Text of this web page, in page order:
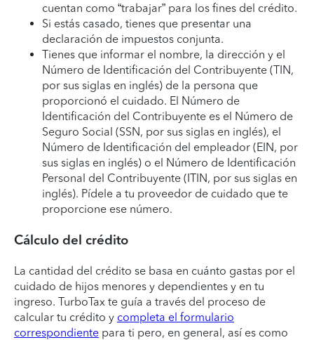
cuentan como “trabajar” para los fines del crédito.
Si estás casado, tienes que presentar una
declaración de impuestos conjunta.
Tienes que informar el nombre, la dirección y el
Número de Identificación del Contribuyente (TIN,
por sus siglas en inglés) de la persona que
proporcionó el cuidado. El Número de
Identificación del Contribuyente es el Número de
Seguro Social (SSN, por sus siglas en inglés), el
Número de Identificación del empleador (EIN, por
sus siglas en inglés) o el Número de Identificación
Personal del Contribuyente (ITIN, por sus siglas en
inglés). Pídele a tu proveedor de cuidado que te
proporcione ese número.
Cálculo del crédito
La cantidad del crédito se basa en cuánto gastas por el
cuidado de hijos menores y dependientes y en tu
ingreso. TurboTax te guía a través del proceso de
calcular tu crédito y completa el formulario
correspondiente para ti pero, en general, así es como